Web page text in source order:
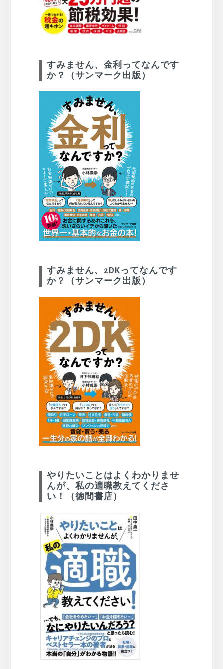
すみません、金利ってなんです
か？（サンマーク出版）
すみません、2DKってなんです
か？（サンマーク出版）
やりたいことはよくわかりませ
んが、私の適職教えてくださ
い！（徳間書店）